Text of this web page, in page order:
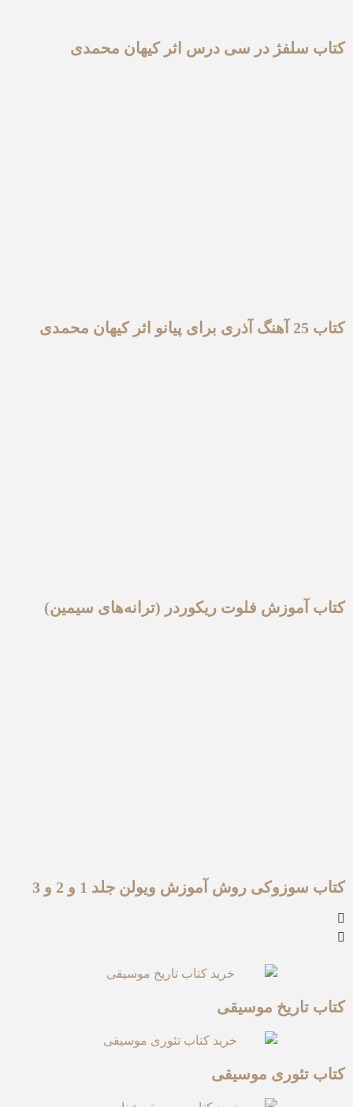
کتاب سلفژ در سی درس اثر کیهان محمدی
کتاب 25 آهنگ آذری برای پیانو اثر کیهان محمدی
کتاب آموزش فلوت ریکوردر (ترانه‌های سیمین)
کتاب سوزوکی روش آموزش ویولن جلد 1 و 2 و 3
کتاب تاریخ موسیقی
کتاب تئوری موسیقی